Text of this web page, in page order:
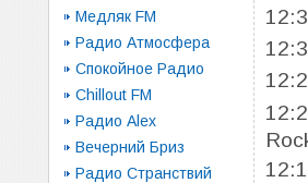
Медляк FM
Радио Атмосфера
Спокойное Радио
Chillout FM
Радио Alex
Вечерний Бриз
Радио Странствий